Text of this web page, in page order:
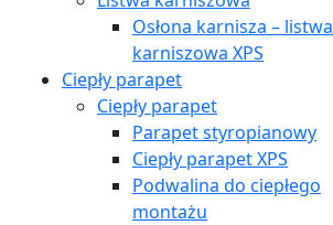
Osłona karnisza – listwa
karniszowa XPS
Ciepły parapet
Ciepły parapet
Parapet styropianowy
Ciepły parapet XPS
Podwalina do ciepłego
montażu